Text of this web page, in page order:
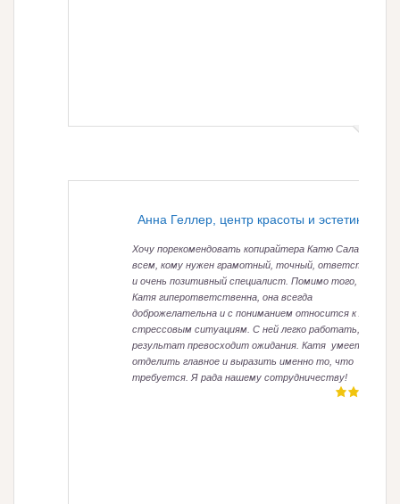
Анна Геллер, центр красоты и эстетики
Хочу порекомендовать копирайтера Катю Саламандра
всем, кому нужен грамотный, точный, ответственный
и очень позитивный специалист. Помимо того, что
Катя гиперответственна, она всегда
доброжелательна и с пониманием относится к любым
стрессовым ситуациям. С ней легко работать, а
результат превосходит ожидания. Катя умеет
отделить главное и выразить именно то, что
требуется. Я рада нашему сотрудничеству!